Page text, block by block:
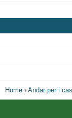
Home › Andar per i